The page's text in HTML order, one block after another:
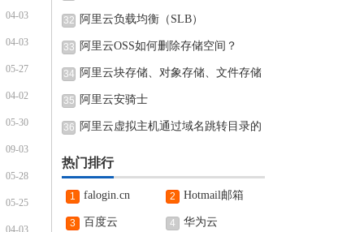
04-03
04-03
05-27
04-02
05-30
09-03
05-28
05-25
04-03
32 阿里云负载均衡（SLB）
33 阿里云OSS如何删除存储空间？
34 阿里云块存储、对象存储、文件存储
35 阿里云安骑士
36 阿里云虚拟主机通过域名跳转目录的
热门排行
1 falogin.cn 2 Hotmail邮箱
3 百度云 4 华为云